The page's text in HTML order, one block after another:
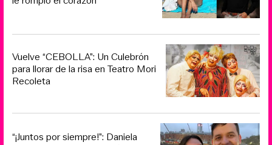
Vuelve “CEBOLLA”: Un Culebrón
para llorar de la risa en Teatro Mori
Recoleta
“¡Juntos por siempre!”: Daniela